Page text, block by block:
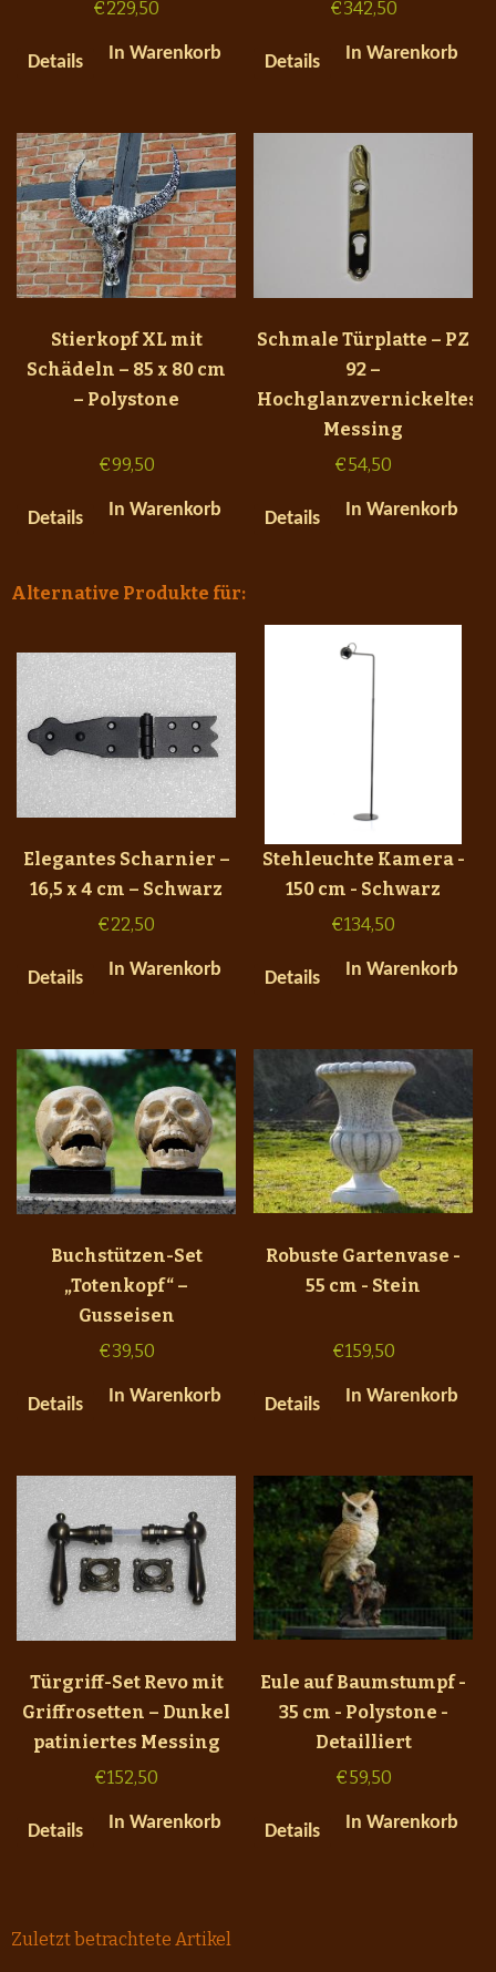
€229,50
Details In Warenkorb
€342,50
Details In Warenkorb
Stierkopf XL mit
Schädeln – 85 x 80 cm
– Polystone
€99,50
Details In Warenkorb
Schmale Türplatte – PZ
92 –
Hochglanzvernickeltes
Messing
€54,50
Details In Warenkorb
Alternative Produkte für:
Elegantes Scharnier –
16,5 x 4 cm – Schwarz
€22,50
Details In Warenkorb
Stehleuchte Kamera -
150 cm - Schwarz
€134,50
Details In Warenkorb
Buchstützen-Set
„Totenkopf“ –
Gusseisen
€39,50
Details In Warenkorb
Robuste Gartenvase -
55 cm - Stein
€159,50
Details In Warenkorb
Türgriff-Set Revo mit
Griffrosetten – Dunkel
patiniertes Messing
€152,50
Details In Warenkorb
Eule auf Baumstumpf -
35 cm - Polystone -
Detailliert
€59,50
Details In Warenkorb
Zuletzt betrachtete Artikel